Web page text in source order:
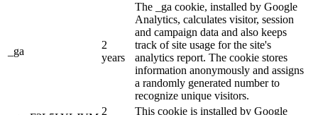
_ga
2
years
The _ga cookie, installed by Google
Analytics, calculates visitor, session
and campaign data and also keeps
track of site usage for the site's
analytics report. The cookie stores
information anonymously and assigns
a randomly generated number to
recognize unique visitors.
2
This cookie is installed by Google